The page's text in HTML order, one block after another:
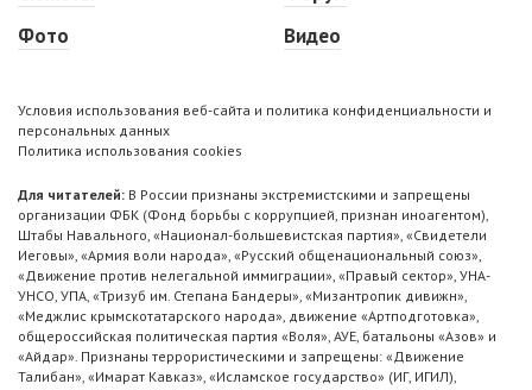
Фото
Видео
Условия использования веб-сайта и политика конфиденциальности и
персональных данных
Политика использования cookies
Для читателей: В России признаны экстремистскими и запрещены
организации ФБК (Фонд борьбы с коррупцией, признан иноагентом),
Штабы Навального, «Национал-большевистская партия», «Свидетели
Иеговы», «Армия воли народа», «Русский общенациональный союз»,
«Движение против нелегальной иммиграции», «Правый сектор», УНА-
УНСО, УПА, «Тризуб им. Степана Бандеры», «Мизантропик дивижн»,
«Меджлис крымскотатарского народа», движение «Артподготовка»,
общероссийская политическая партия «Воля», АУЕ, батальоны «Азов» и
«Айдар». Признаны террористическими и запрещены: «Движение
Талибан», «Имарат Кавказ», «Исламское государство» (ИГ, ИГИЛ),